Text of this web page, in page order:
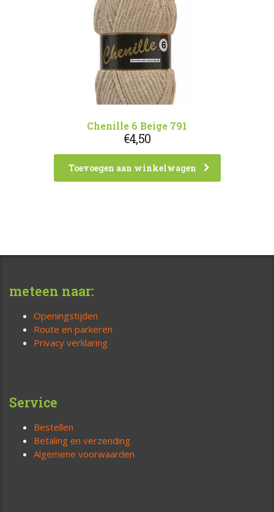
Chenille 6 Beige 791
€4,50
Toevoegen aan winkelwagen
meteen naar:
Openingstijden
Route en parkeren
Privacy verklaring
Service
Bestellen
Betaling en verzending
Algemene voorwaarden